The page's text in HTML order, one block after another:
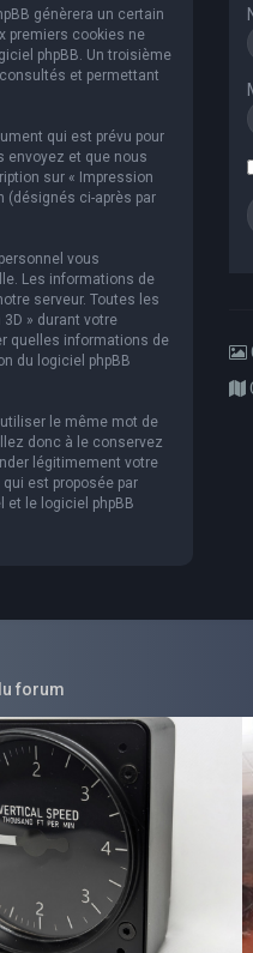
génèrera un certain
premiers cookies ne
phpBB. Un troisième
et permettant
qui est prévu pour
envoyez et que nous
sur « Impression
(désignés ci-après par
vous
Les informations de
serveur. Toutes les
» durant votre
quelles informations de
du logiciel phpBB
le même mot de
donc à le conservez
légitimement votre
est proposée par
et le logiciel phpBB
forum